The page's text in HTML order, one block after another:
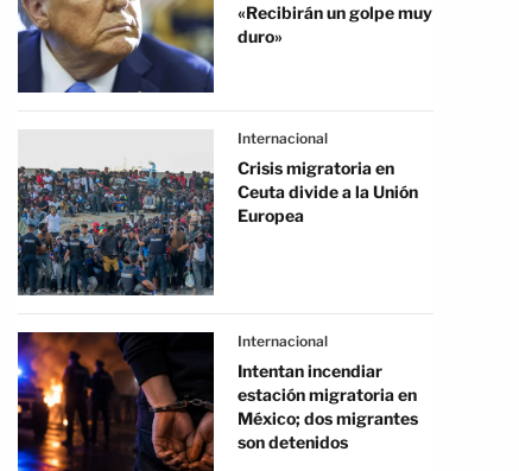
«Recibirán un golpe muy
duro»
Internacional
Crisis migratoria en
Ceuta divide a la Unión
Europea
Internacional
Intentan incendiar
estación migratoria en
México; dos migrantes
son detenidos